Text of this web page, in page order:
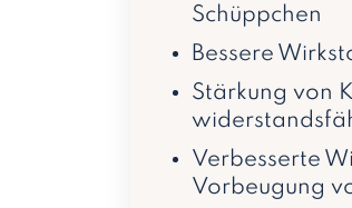
Schüppchen
Bessere
Stärkung von
Verbesserte
Vorbeugung